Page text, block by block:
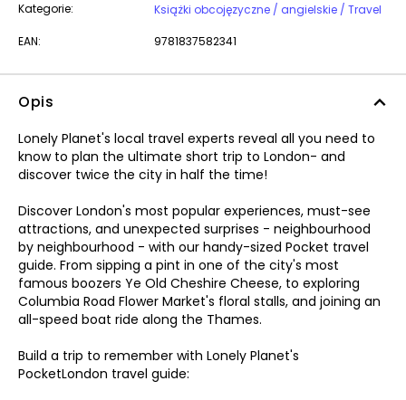
Kategorie: Książki obcojęzyczne / angielskie / Travel
EAN: 9781837582341
Opis
Lonely Planet's local travel experts reveal all you need to
know to plan the ultimate short trip to London- and
discover twice the city in half the time!
Discover London's most popular experiences, must-see
attractions, and unexpected surprises - neighbourhood
by neighbourhood - with our handy-sized Pocket travel
guide. From sipping a pint in one of the city's most
famous boozers Ye Old Cheshire Cheese, to exploring
Columbia Road Flower Market's floral stalls, and joining an
all-speed boat ride along the Thames.
Build a trip to remember with Lonely Planet's
PocketLondon travel guide: